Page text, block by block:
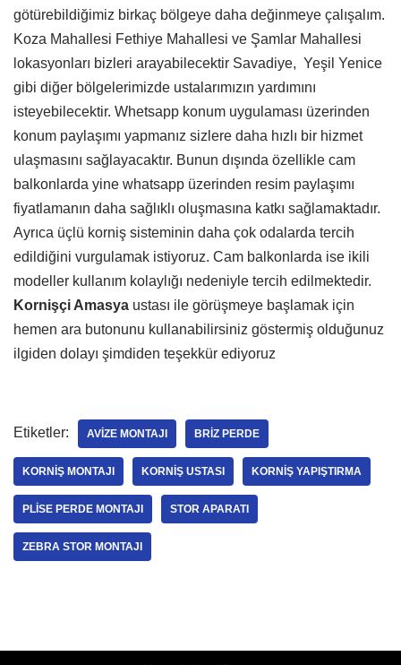
götürebildiğimiz birkaç bölgeye daha değinmeye çalışalım.
Koza Mahallesi Fethiye Mahallesi ve Şamlar Mahallesi
lokasyonları bizleri arayabilecektir Savadiye, Yeşil Yenice
gibi diğer bölgelerimizde ustalarımızın yardımını
isteyebilecektir. Whetsapp konum uygulaması üzerinden
konum paylaşımı yapmanız sizlere daha hızlı bir hizmet
ulaşmasını sağlayacaktır. Bunun dışında özellikle cam
balkonlarda yine whatsapp üzerinden resim paylaşımı
fiyatlamanın daha sağlıklı oluşmasına katkı sağlamaktadır.
Ayrıca üçlü korniş sisteminin daha çok odalarda tercih
edildiğini vurgulamak istiyoruz. Cam balkonlarda ise ikili
modeller kullanım kolaylığı nedeniyle tercih edilmektedir.
Kornişçi Amasya ustası ile görüşmeye başlamak için
hemen ara butonunu kullanabilirsiniz göstermiş olduğunuz
ilgiden dolayı şimdiden teşekkür ediyoruz
Etiketler: AVIZE MONTAJI BRIZ PERDE
KORNIŞ MONTAJI KORNIŞ USTASI KORNIŞ YAPIŞTIRMA
PLISE PERDE MONTAJI STOR APARATI
ZEBRA STOR MONTAJI